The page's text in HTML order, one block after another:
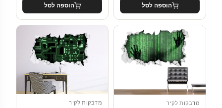
הוספה לסל הוספה לסל
מדבקות לקיר מדבקות לקיר